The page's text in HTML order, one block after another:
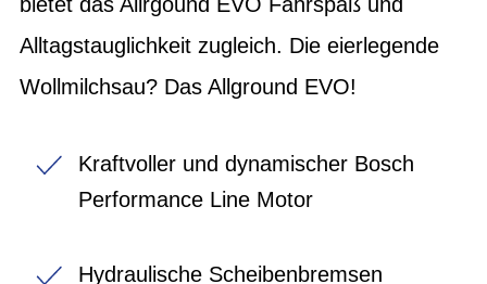
Alltagstauglichkeit zugleich. Die eierlegende
Wollmilchsau? Das Allground EVO!
Kraftvoller und dynamischer Bosch
Performance Line Motor
Hydraulische Scheibenbremsen